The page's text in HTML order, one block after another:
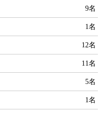
9名
1名
12名
11名
5名
1名